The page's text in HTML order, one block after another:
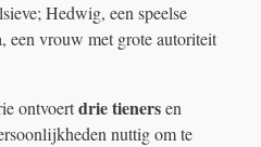
Hedwig, een speelse
een vrouw met grote autoriteit
ontvoertdrie tienersen
nuttig om te